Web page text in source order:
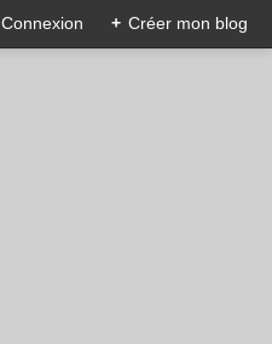
Connexion + Créer mon blog